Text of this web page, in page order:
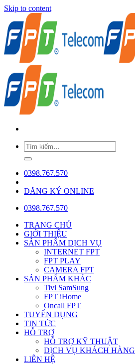
Skip to content
0398.767.570
ĐĂNG KÝ ONLINE
0398.767.570
TRANG CHỦ
GIỚI THIỆU
SẢN PHẨM DỊCH VỤ
INTERNET FPT
FPT PLAY
CAMERA FPT
SẢN PHẨM KHÁC
Tivi SamSung
FPT iHome
Oncall FPT
TUYỂN DỤNG
TIN TỨC
HỖ TRỢ
HỖ TRỢ KỸ THUẬT
DỊCH VỤ KHÁCH HÀNG
LIÊN HỆ